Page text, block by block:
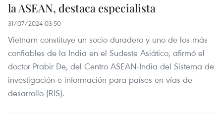
la ASEAN, destaca especialista
31/07/2024 03:50
Vietnam constituye un socio duradero y uno de los más
confiables de la India en el Sudeste Asiático, afirmó el
doctor Prabir De, del Centro ASEAN-India del Sistema de
investigación e información para países en vías de
desarrollo (RIS).